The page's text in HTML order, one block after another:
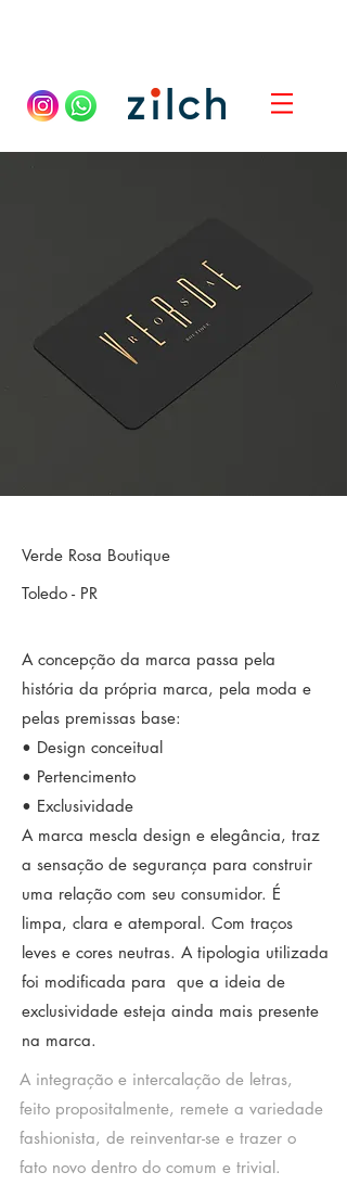
A concepção da marca passa pela
história da própria marca, pela moda e
pelas premissas base:
• Design conceitual
• Pertencimento
• Exclusividade
A marca mescla design e elegância, traz
a sensação de segurança para construir
uma relação com seu consumidor. É
limpa, clara e atemporal. Com traços
leves e cores neutras. A tipologia utilizada
foi modificada para que a ideia de
exclusividade esteja ainda mais presente
na marca.
Verde Rosa Boutique
Toledo - PR
A integração e intercalação de letras,
feito propositalmente, remete a variedade
fashionista, de reinventar-se e trazer o
fato novo dentro do comum e trivial.